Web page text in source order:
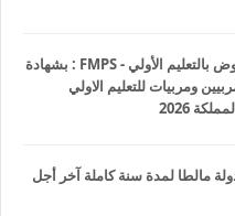
المؤسسة المغربية للنهوض بالتعليم الأولي - FMPS : بشهادة
ومربيات للتعليم الاولي
2026
مالطا لمدة سنة كاملة آخر أجل